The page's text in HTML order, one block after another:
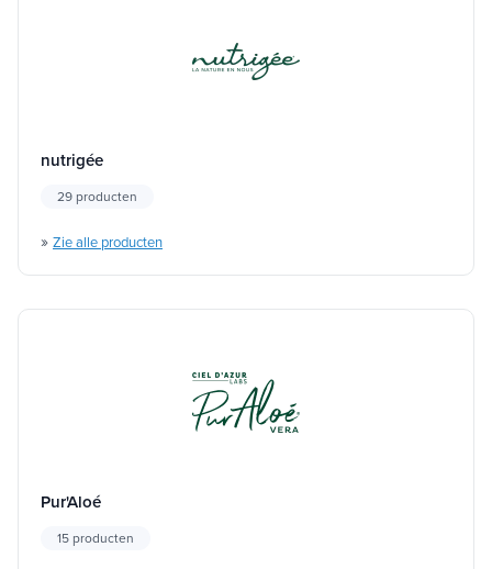
nutrigée
29 producten
» Zie alle producten
Pur'Aloé
15 producten